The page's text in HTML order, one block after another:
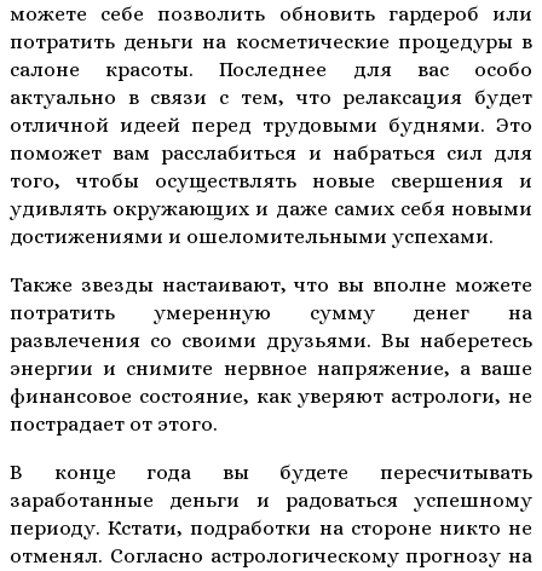
можете себе позволить обновить гардероб или
потратить деньги на косметические процедуры в
салоне красоты. Последнее для вас особо
актуально в связи с тем, что релаксация будет
отличной идеей перед трудовыми буднями. Это
поможет вам расслабиться и набраться сил для
того, чтобы осуществлять новые свершения и
удивлять окружающих и даже самих себя новыми
достижениями и ошеломительными успехами.
Также звезды настаивают, что вы вполне можете
потратить умеренную сумму денег на
развлечения со своими друзьями. Вы наберетесь
энергии и снимите нервное напряжение, а ваше
финансовое состояние, как уверяют астрологи, не
пострадает от этого.
В конце года вы будете пересчитывать
заработанные деньги и радоваться успешному
периоду. Кстати, подработки на стороне никто не
отменял. Согласно астрологическому прогнозу на